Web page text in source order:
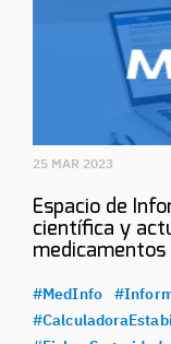
25 MAR 2023
Espacio de
científica y
medicamentos
#MedInfo